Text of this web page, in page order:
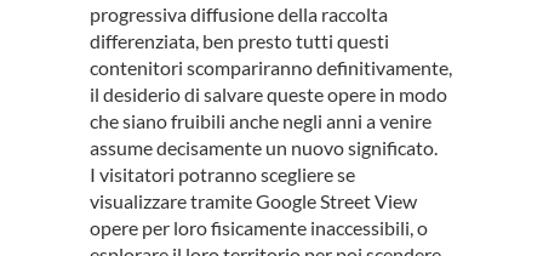
progressiva diffusione della raccolta
differenziata, ben presto tutti questi
contenitori scompariranno definitivamente,
il desiderio di salvare queste opere in modo
che siano fruibili anche negli anni a venire
assume decisamente un nuovo significato.
I visitatori potranno scegliere se
visualizzare tramite Google Street View
opere per loro fisicamente inaccessibili, o